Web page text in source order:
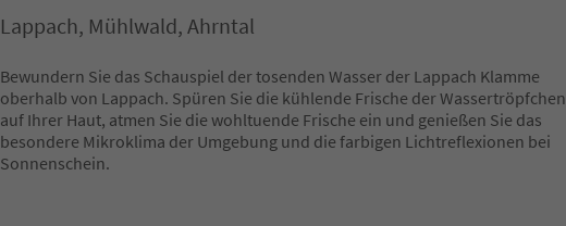
Lappach, Mühlwald, Ahrntal
Bewundern Sie das Schauspiel der tosenden Wasser der Lappach Klamme
oberhalb von Lappach. Spüren Sie die kühlende Frische der Wassertröpfchen
auf Ihrer Haut, atmen Sie die wohltuende Frische ein und genießen Sie das
besondere Mikroklima der Umgebung und die farbigen Lichtreflexionen bei
Sonnenschein.